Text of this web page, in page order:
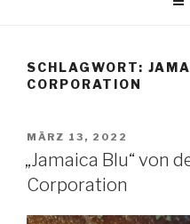
SCHLAGWORT:
CORPORATION
VERÖFFENTLICHT
AM
MÄRZ 13, 2022
„Jamaica Blu“ von
Corporation